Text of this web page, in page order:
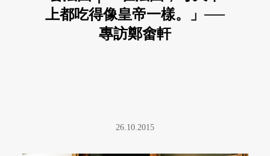
上都吃得像皇帝一樣。」──
專訪鄭畬軒
26.10.2015